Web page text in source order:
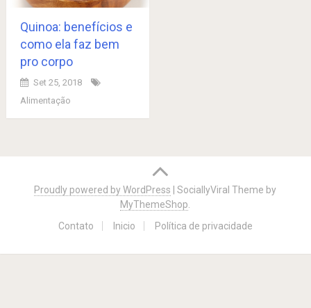
Quinoa: benefícios e
como ela faz bem
pro corpo
Set 25, 2018
Alimentação
navigation
Proudly powered by WordPress |SociallyViral Theme by
MyThemeShop
Contato
Inicio Política de privacidade